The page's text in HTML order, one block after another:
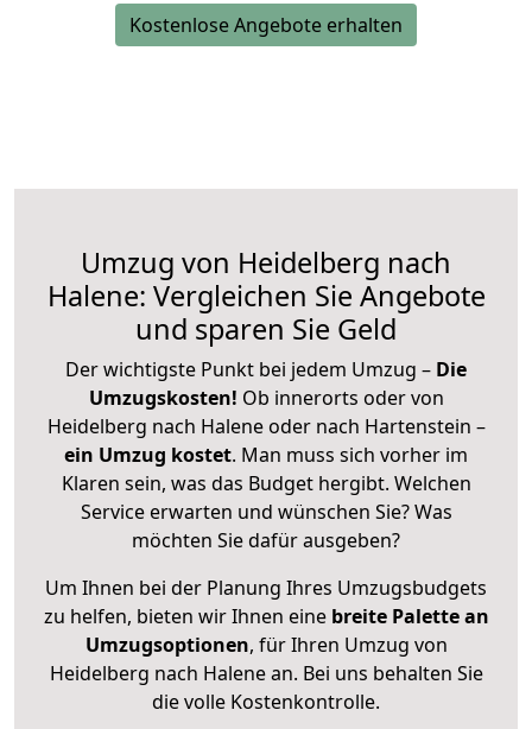
Kostenlose Angebote erhalten
Umzug von Heidelberg nach
Halene: Vergleichen Sie Angebote
und sparen Sie Geld
Der wichtigste Punkt bei jedem Umzug – Die
Umzugskosten! Ob innerorts oder von
Heidelberg nach Halene oder nach Hartenstein –
ein Umzug kostet. Man muss sich vorher im
Klaren sein, was das Budget hergibt. Welchen
Service erwarten und wünschen Sie? Was
möchten Sie dafür ausgeben?
Um Ihnen bei der Planung Ihres Umzugsbudgets
zu helfen, bieten wir Ihnen eine breite Palette an
Umzugsoptionen, für Ihren Umzug von
Heidelberg nach Halene an. Bei uns behalten Sie
die volle Kostenkontrolle.